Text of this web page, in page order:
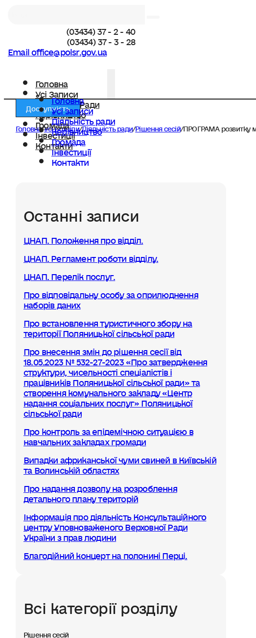
(03434) 37 - 2 - 40
(03434) 37 - 3 - 28
Email office@polsr.gov.ua
Головна
Усі Записи
Діяльність Ради
Керівництво
Громада
Інвестиції
Контакти
Головна
Усі записи
Діяльність ради
Керівництво
Громада
Інвестиції
Контакти
Доступність
Головна/Усі розділи/Діяльність ради/Рішення сесій/ПРОГРАМА розвитку
Останні записи
ЦНАП. Положення про відділ.
ЦНАП. Регламент роботи відділу.
ЦНАП. Перелік послуг.
Про відповідальну особу за оприлюднення
наборів даних
Про встановлення туристичного збору на
території Поляницької сільської ради
Про внесення змін до рішення сесії від
18.05.2023 № 532-27-2023 «Про затвердження
структури, чисельності спеціалістів і
працівників Поляницької сільської ради» та
створення комунального закладу «Центр
надання соціальних послуг» Поляницької
сільської ради
Про контроль за епідемічною ситуацією в
навчальних закладах громади
Випадки африканської чуми свиней в Київській
та Волинській областях
Про надання дозволу на розроблення
детального плану територій
Інформація про діяльність Консультаційного
центру Уповноваженого Верховної Ради
України з прав людини
Благодійний концерт на полонині Перці.
Всі категорії розділу
Рішення сесій